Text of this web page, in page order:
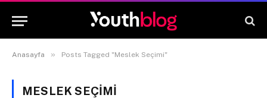
Anasayfa » Posts Tagged "Meslek Seçimi"
MESLEK SEÇIMI